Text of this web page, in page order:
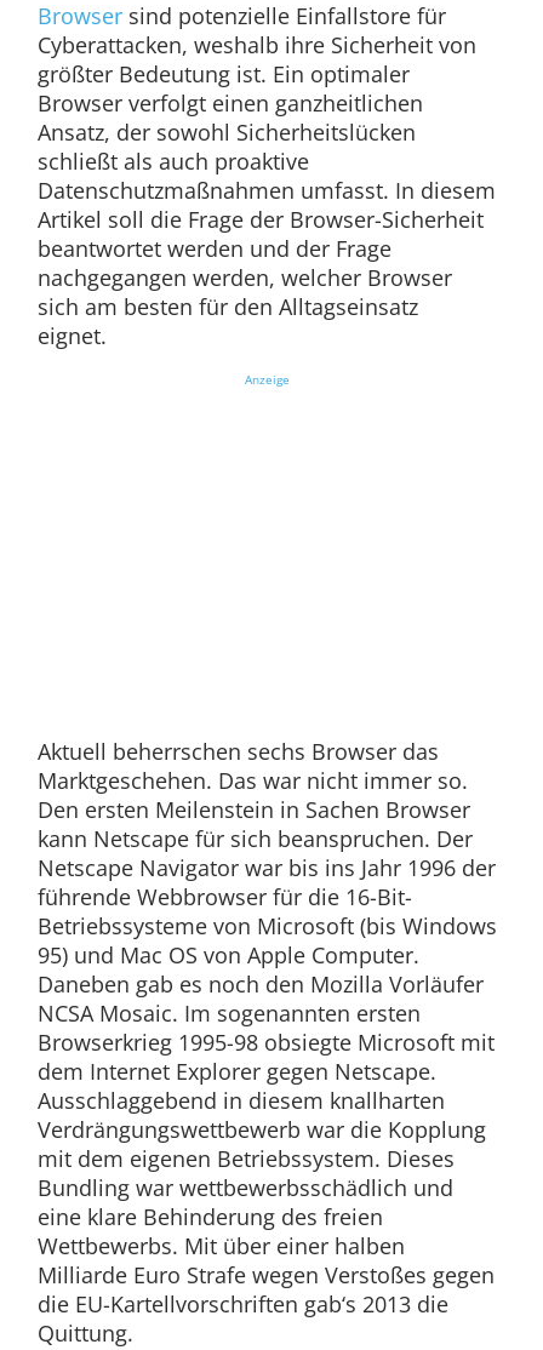
Browsersind potenzielle Einfallstore für
Cyberattacken, weshalb ihre Sicherheit von
größter Bedeutung ist. Ein optimaler
Browser verfolgt einen ganzheitlichen
Ansatz, der sowohl Sicherheitslücken
schließt als auch proaktive
Datenschutzmaßnahmen umfasst. In diesem
Artikel soll die Frage der Browser-Sicherheit
beantwortet werden und der Frage
nachgegangen werden, welcher Browser
sich am besten für den Alltagseinsatz
eignet.
Anzeige
Aktuell beherrschen sechs Browser das
Marktgeschehen. Das war nicht immer so.
Den ersten Meilenstein in Sachen Browser
kann Netscape für sich beanspruchen. Der
Netscape Navigator war bis ins Jahr 1996 der
führende Webbrowser für die 16-Bit-
Betriebssysteme von Microsoft (bis Windows
95) und Mac OS von Apple Computer.
Daneben gab es noch den Mozilla Vorläufer
NCSA Mosaic. Im sogenannten ersten
Browserkrieg 1995-98 obsiegte Microsoft mit
dem Internet Explorer gegen Netscape.
Ausschlaggebend in diesem knallharten
Verdrängungswettbewerb war die Kopplung
mit dem eigenen Betriebssystem. Dieses
Bundling war wettbewerbsschädlich und
eine klare Behinderung des freien
Wettbewerbs. Mit über einer halben
Milliarde Euro Strafe wegen Verstoßes gegen
die EU-Kartellvorschriften gab‘s 2013 die
Quittung.